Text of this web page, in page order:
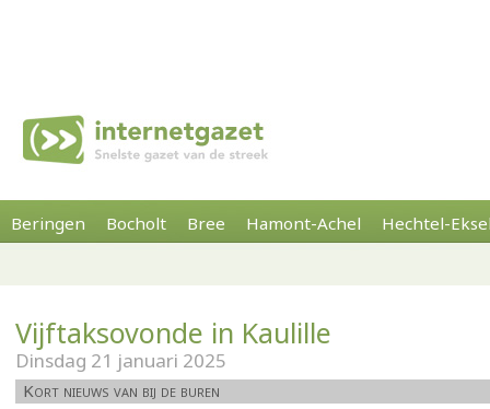
Beringen Bocholt Bree Hamont-Achel Hechtel-
Vijftaksovonde in Kaulille
Dinsdag 21 januari 2025
Kort nieuws van bij de buren